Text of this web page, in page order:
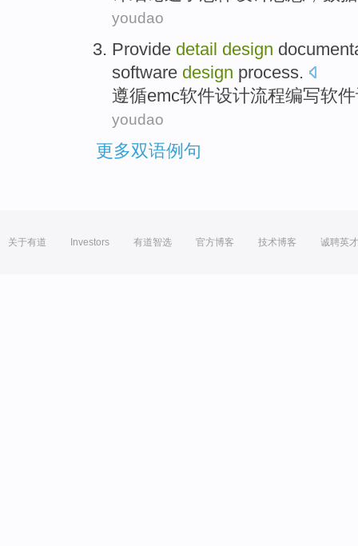
youdao
Provide detail design
software design process.
遵循emc软件设计流程编写软
youdao
更多双语例句
关于有道 Investors 有道智选 官方博客 技术博客 诚聘英才